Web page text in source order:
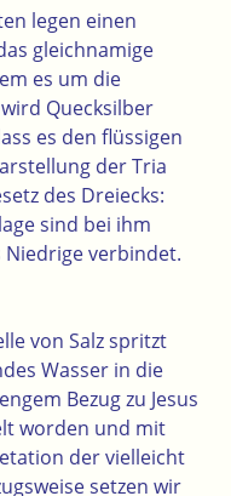
legen einen
gleichnamige
es um die
Quecksilber
es den flüssigen
der Tria
des Dreiecks:
sind bei ihm
Niedrige verbindet.
von Salz spritzt
Wasser in die
Bezug zu Jesus
worden und mit
der vielleicht
setzen wir